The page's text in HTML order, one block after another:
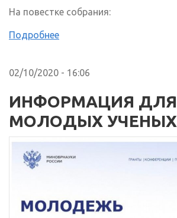
На повестке собрания:
Подробнее
02/10/2020 - 16:06
ИНФОРМАЦИЯ ДЛЯ
МОЛОДЫХ УЧЕНЫХ